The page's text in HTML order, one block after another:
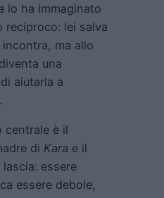
lo ha immaginato
reciproco: lei salva
ma allo
una
aiutarla a
centrale è il
di Kara e il
essere
essere debole,